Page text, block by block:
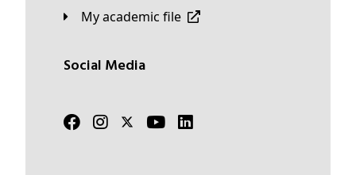
My academic file
Social Media